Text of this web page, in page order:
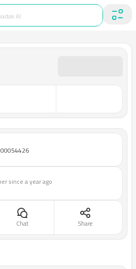
sincea year ago
Chat Share